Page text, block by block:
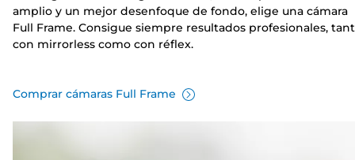
amplio y un mejor desenfoque de fondo, elige una cámara
Full Frame. Consigue siempre resultados profesionales,
con mirrorless como con réflex.
Comprar cámaras Full Frame